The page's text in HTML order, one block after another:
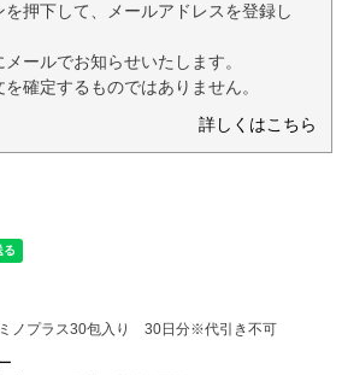
を押下して、メールアドレスを登録し
ールでお知らせいたします。
確定するものではありません。
詳しくはこちら
ノプラス30包入り 30日分※代引き不可